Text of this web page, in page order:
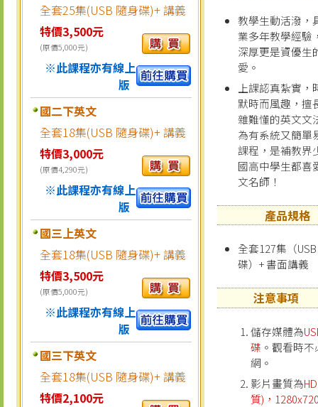
全套25集(USB 隨身碟)+ 講義
特價3,500元
(原價5,000元)
※此課程亦有線上
版
國二下英文
全套18集(USB 隨身碟)+ 講義
特價3,000元
(原價4,290元)
※此課程亦有線上
版
國三上英文
全套18集(USB 隨身碟)+ 講義
特價3,500元
(原價5,000元)
※此課程亦有線上
版
國三下英文
全套18集(USB 隨身碟)+ 講義
特價2,100元
教學生動活潑，
業多年教學經驗
深厚更是資優生
愛。
上課認真紮實，
默時而風趣，擅
雜難懂的英文文
為有系統又簡單
課程，是補教界
國高中學生都喜
文名師！
產品規格
全套127集（
碟）+ 書面講義
注意事項
儲存媒體為
碟 。觀看時
網。
影片畫質為
質)，